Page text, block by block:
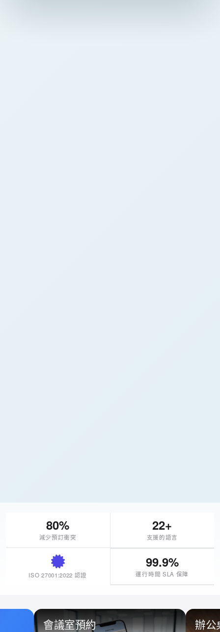
80%
減少預訂衝突
22+
支援的語言
ISO 27001:2022 認證
99.9%
運行時間 SLA 保障
會議室預約 辦公